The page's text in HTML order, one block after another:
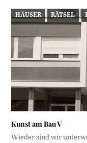
HÄUSER RÄTSEL
Kunst am Bau V
Wieder sind wir